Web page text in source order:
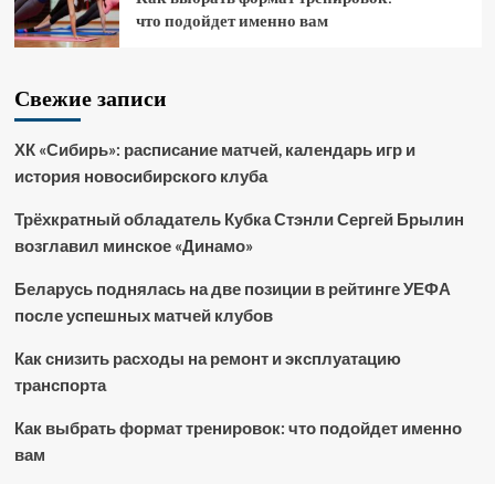
что подойдет именно вам
Свежие записи
ХК «Сибирь»: расписание матчей, календарь игр и
история новосибирского клуба
Трёхкратный обладатель Кубка Стэнли Сергей Брылин
возглавил минское «Динамо»
Беларусь поднялась на две позиции в рейтинге УЕФА
после успешных матчей клубов
Как снизить расходы на ремонт и эксплуатацию
транспорта
Как выбрать формат тренировок: что подойдет именно
вам